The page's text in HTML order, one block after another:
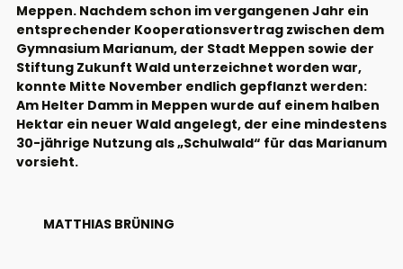
Meppen. Nachdem schon im vergangenen Jahr ein
entsprechender Kooperationsvertrag zwischen dem
Gymnasium Marianum, der Stadt Meppen sowie der
Stiftung Zukunft Wald unterzeichnet worden war,
konnte Mitte November endlich gepflanzt werden:
Am Helter Damm in Meppen wurde auf einem halben
Hektar ein neuer Wald angelegt, der eine mindestens
30-jährige Nutzung als „Schulwald“ für das Marianum
vorsieht.
MATTHIAS BRÜNING